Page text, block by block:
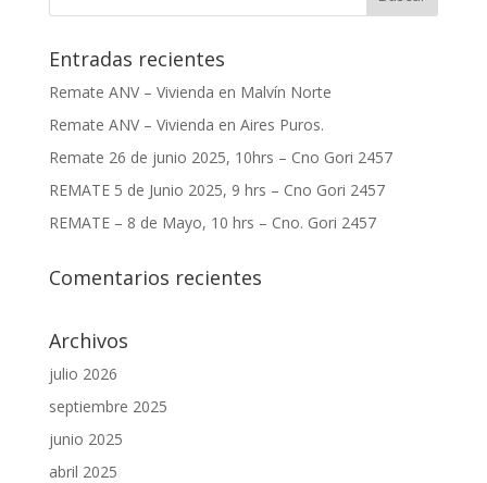
Entradas recientes
Remate ANV – Vivienda en Malvín Norte
Remate ANV – Vivienda en Aires Puros.
Remate 26 de junio 2025, 10hrs – Cno Gori 2457
REMATE 5 de Junio 2025, 9 hrs – Cno Gori 2457
REMATE – 8 de Mayo, 10 hrs – Cno. Gori 2457
Comentarios recientes
Archivos
julio 2026
septiembre 2025
junio 2025
abril 2025